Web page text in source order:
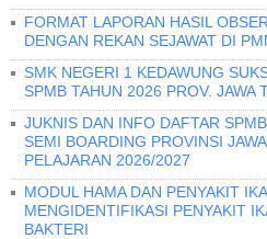
FORMAT LAPORAN HASIL
DENGAN REKAN SEJAWAT DI
SMK NEGERI 1 KEDAWUNG
SPMB TAHUN 2026 PROV. JAWA
JUKNIS DAN INFO DAFTAR
SEMI BOARDING PROVINSI
PELAJARAN 2026/2027
MODUL HAMA DAN PENYAKIT
MENGIDENTIFIKASI PENYAKIT
BAKTERI